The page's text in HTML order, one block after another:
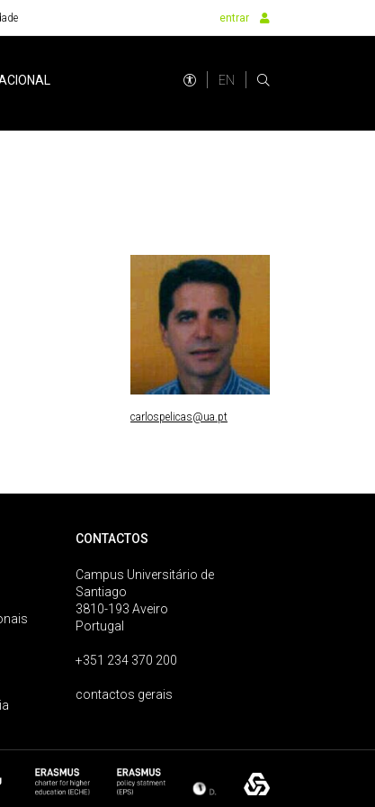
entrar
EN
carlospelicas@ua.pt
CONTACTOS
Campus Universitário de
Santiago
3810-193 Aveiro
Portugal
+351 234 370 200
contactos gerais